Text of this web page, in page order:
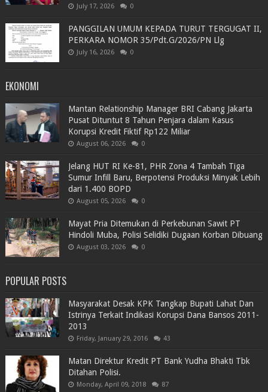
July 17, 2026 0
PANGGILAN UMUM KEPADA TURUT TERGUGAT II,
PERKARA NOMOR 35/Pdt.G/2026/PN Llg
July 16, 2026 0
EKONOMI
Mantan Relationship Manager BRI Cabang Jakarta
Pusat Dituntut 8 Tahun Penjara dalam Kasus
Korupsi Kredit Fiktif Rp122 Miliar
August 06, 2026 0
Jelang HUT RI Ke-81, PHR Zona 4 Tambah Tiga
Sumur Infill Baru, Berpotensi Produksi Minyak Lebih
dari 1.400 BOPD
August 05, 2026 0
Mayat Pria Ditemukan di Perkebunan Sawit PT
Hindoli Muba, Polisi Selidiki Dugaan Korban Dibuang
August 03, 2026 0
POPULAR POSTS
Masyarakat Desak KPK Tangkap Bupati Lahat Dan
Istrinya Terkait Indikasi Korupsi Dana Bansos 2011-
2013
Friday, January 29, 2016 43
Matan Direktur Kredit PT Bank Yudha Bhakti Tbk
Ditahan Polisi.
Monday, April 09, 2018 87